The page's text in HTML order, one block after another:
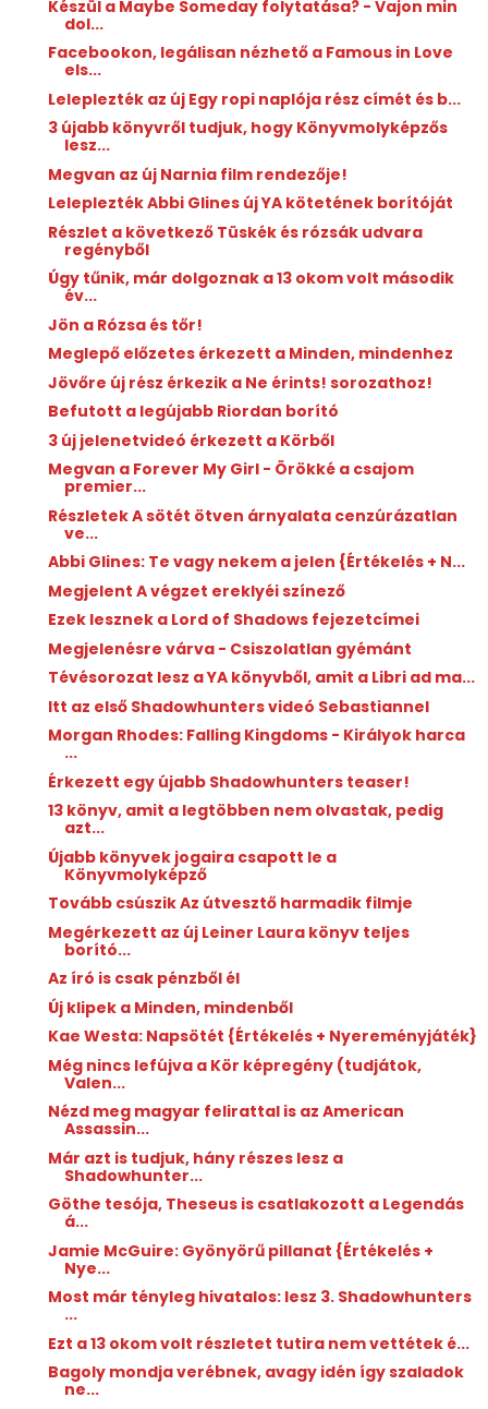
Készül a Maybe Someday folytatása? - Vajon min
dol...
Facebookon, legálisan nézhető a Famous in Love
els...
Leleplezték az új Egy ropi naplója rész címét és b...
3 újabb könyvről tudjuk, hogy Könyvmolyképzős
lesz...
Megvan az új Narnia film rendezője!
Leleplezték Abbi Glines új YA kötetének borítóját
Részlet a következő Tüskék és rózsák udvara
regényből
Úgy tűnik, már dolgoznak a 13 okom volt második
év...
Jön a Rózsa és tőr!
Meglepő előzetes érkezett a Minden, mindenhez
Jövőre új rész érkezik a Ne érints! sorozathoz!
Befutott a legújabb Riordan borító
3 új jelenetvideó érkezett a Körből
Megvan a Forever My Girl - Örökké a csajom
premier...
Részletek A sötét ötven árnyalata cenzúrázatlan
ve...
Abbi Glines: Te ​vagy nekem a jelen {Értékelés + N...
Megjelent A végzet ereklyéi színező
Ezek lesznek a Lord of Shadows fejezetcímei
Megjelenésre várva - Csiszolatlan gyémánt
Tévésorozat lesz a YA könyvből, amit a Libri ad ma...
Itt az első Shadowhunters videó Sebastiannel
Morgan Rhodes: Falling Kingdoms - Királyok ​harca
...
Érkezett egy újabb Shadowhunters teaser!
13 könyv, amit a legtöbben nem olvastak, pedig
azt...
Újabb könyvek jogaira csapott le a
Könyvmolyképző
Tovább csúszik Az útvesztő harmadik filmje
Megérkezett az új Leiner Laura könyv teljes
borító...
Az író is csak pénzből él
Új klipek a Minden, mindenből
Kae Westa: Napsötét {Értékelés + Nyereményjáték}
Még nincs lefújva a Kör képregény (tudjátok,
Valen...
Nézd meg magyar felirattal is az American
Assassin...
Már azt is tudjuk, hány részes lesz a
Shadowhunter...
Göthe tesója, Theseus is csatlakozott a Legendás
á...
Jamie McGuire: Gyönyörű ​pillanat {Értékelés +
Nye...
Most már tényleg hivatalos: lesz 3. Shadowhunters
...
Ezt a 13 okom volt részletet tutira nem vettétek é...
Bagoly mondja verébnek, avagy idén így szaladok
ne...